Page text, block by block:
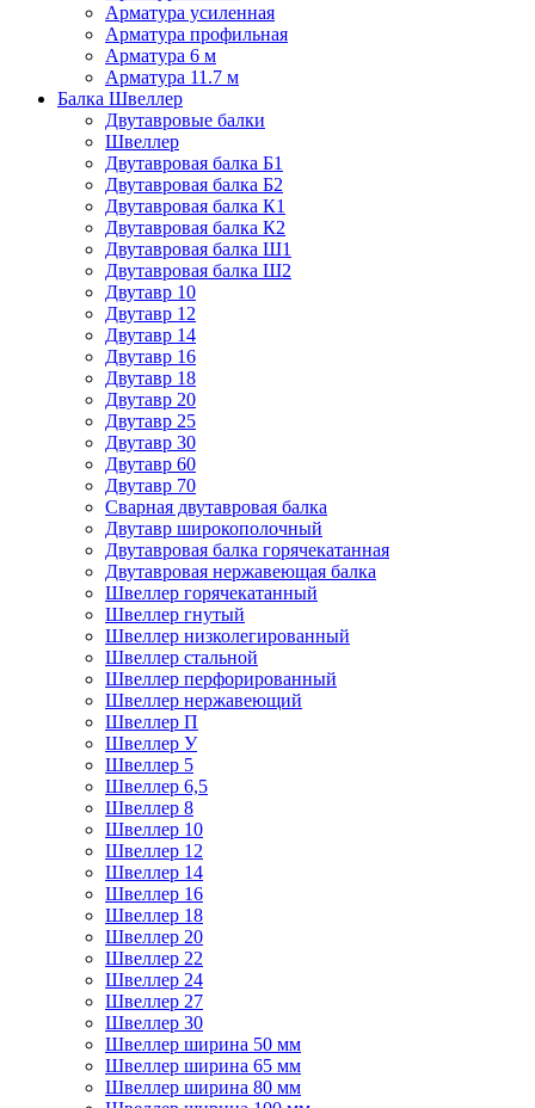
Арматура усиленная
Арматура профильная
Арматура 6 м
Арматура 11.7 м
Балка Швеллер
Двутавровые балки
Швеллер
Двутавровая балка Б1
Двутавровая балка Б2
Двутавровая балка К1
Двутавровая балка К2
Двутавровая балка Ш1
Двутавровая балка Ш2
Двутавр 10
Двутавр 12
Двутавр 14
Двутавр 16
Двутавр 18
Двутавр 20
Двутавр 25
Двутавр 30
Двутавр 60
Двутавр 70
Сварная двутавровая балка
Двутавр широкополочный
Двутавровая балка горячекатанная
Двутавровая нержавеющая балка
Швеллер горячекатанный
Швеллер гнутый
Швеллер низколегированный
Швеллер стальной
Швеллер перфорированный
Швеллер нержавеющий
Швеллер П
Швеллер У
Швеллер 5
Швеллер 6,5
Швеллер 8
Швеллер 10
Швеллер 12
Швеллер 14
Швеллер 16
Швеллер 18
Швеллер 20
Швеллер 22
Швеллер 24
Швеллер 27
Швеллер 30
Швеллер ширина 50 мм
Швеллер ширина 65 мм
Швеллер ширина 80 мм